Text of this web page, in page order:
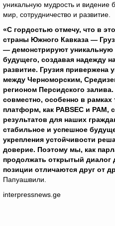
уникальную мудрость и видение
мир, сотрудничество и развитие.
«С гордостью отмечу, что в
страны Южного Кавказа —
— демонстрируют уникальную
будущего, создавая надежду
развитие. Грузия привержена
между Черноморским,
регионом Персидского
совместно, особенно в рамках
платформ, как PABSEC и
результатов для наших
стабильное и успешное
укрепления устойчивости
доверие. Поэтому мы, как
продолжать открытый диалог
позиции отличаются друг от
Папуашвили.
interpressnews.ge